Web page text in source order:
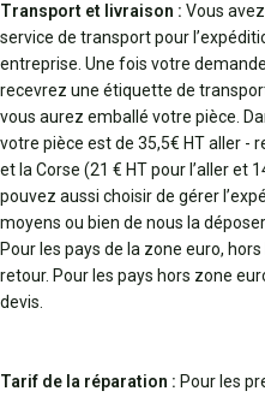
Transport et livraison : Vous
service de transport pour
entreprise. Une fois votre
recevrez une étiquette de
vous aurez emballé votre pièce.
votre pièce est de 35,5€ HT aller -
et la Corse (21 € HT pour l’aller et
pouvez aussi choisir de gérer
moyens ou bien de nous la
Pour les pays de la zone euro,
retour. Pour les pays hors zone
devis.
Tarif de la réparation : Pour les